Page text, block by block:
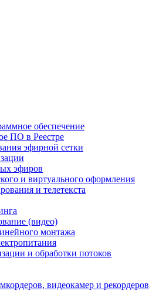
обеспечение
ПО в Реестре
эфирной сетки
эфиров
и виртуального оформления
и телетекста
(видео)
монтажа
и обработки потоков
видеокамер и рекордеров